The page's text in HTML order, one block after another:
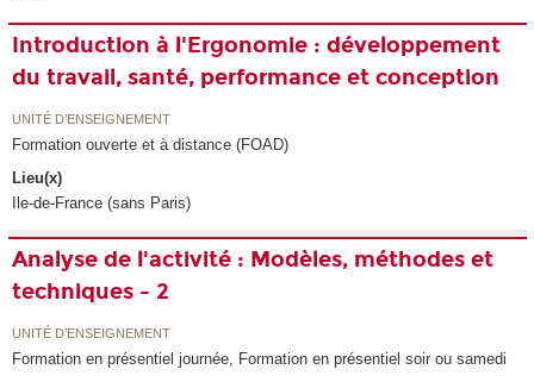
Introduction à l'Ergonomie : développement
du travail, santé, performance et conception
UNITÉ D’ENSEIGNEMENT
Formation ouverte et à distance (FOAD)
Lieu(x)
Ile-de-France (sans Paris)
Analyse de l'activité : Modèles, méthodes et
techniques - 2
UNITÉ D’ENSEIGNEMENT
Formation en présentiel journée, Formation en présentiel soir ou samedi